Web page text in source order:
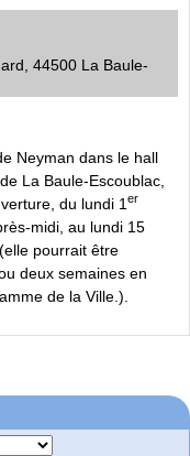
44500 La Baule-
Neyman dans le hall
La Baule-Escoublac,
du lundi 1 er
midi, au lundi 15
pourrait être
deux semaines en
de la Ville.).